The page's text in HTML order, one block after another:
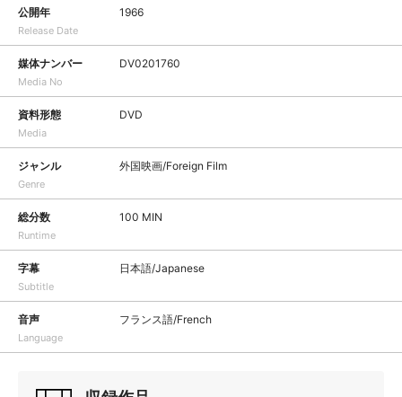
公開年
Release Date
1966
媒体ナンバー
Media No
DV0201760
資料形態
Media
DVD
ジャンル
Genre
外国映画/Foreign Film
総分数
Runtime
100 MIN
字幕
Subtitle
日本語/Japanese
音声
Language
フランス語/French